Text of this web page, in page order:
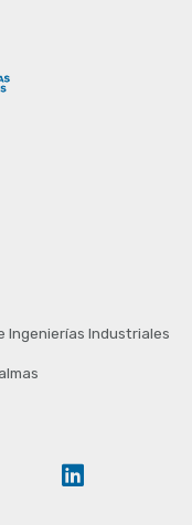
Ingenierías Industriales